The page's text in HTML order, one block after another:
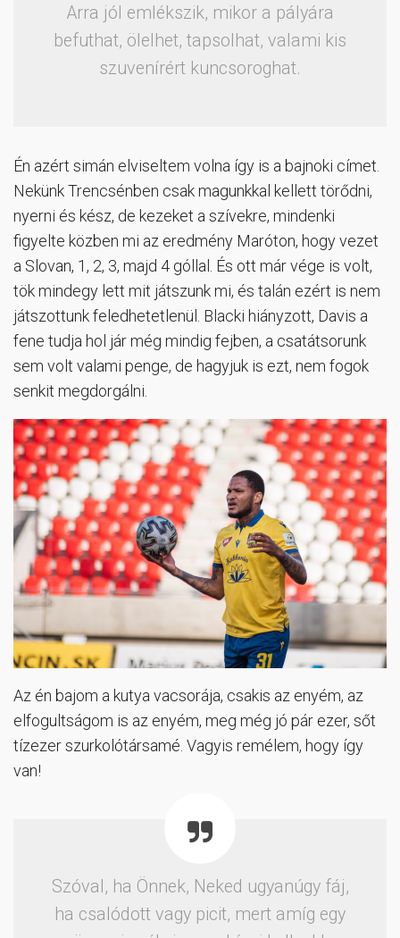
Arra jól emlékszik, mikor a pályára
befuthat, ölelhet, tapsolhat, valami kis
szuvenírért kuncsoroghat.
Én azért simán elviseltem volna így is a bajnoki címet.
Nekünk Trencsénben csak magunkkal kellett törődni,
nyerni és kész, de kezeket a szívekre, mindenki
figyelte közben mi az eredmény Maróton, hogy vezet
a Slovan, 1, 2, 3, majd 4 góllal. És ott már vége is volt,
tök mindegy lett mit játszunk mi, és talán ezért is nem
játszottunk feledhetetlenül. Blacki hiányzott, Davis a
fene tudja hol jár még mindig fejben, a csatátsorunk
sem volt valami penge, de hagyjuk is ezt, nem fogok
senkit megdorgálni.
Az én bajom a kutya vacsorája, csakis az enyém, az
elfogultságom is az enyém, meg még jó pár ezer, sőt
tízezer szurkolótársamé. Vagyis remélem, hogy így
van!
Szóval, ha Önnek, Neked ugyanúgy fáj,
ha csalódott vagy picit, mert amíg egy